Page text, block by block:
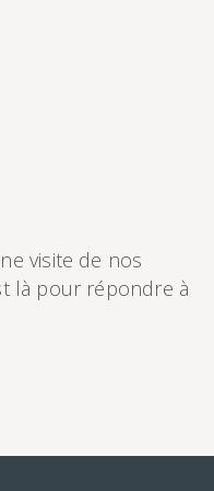
visite de nos
là pour répondre à